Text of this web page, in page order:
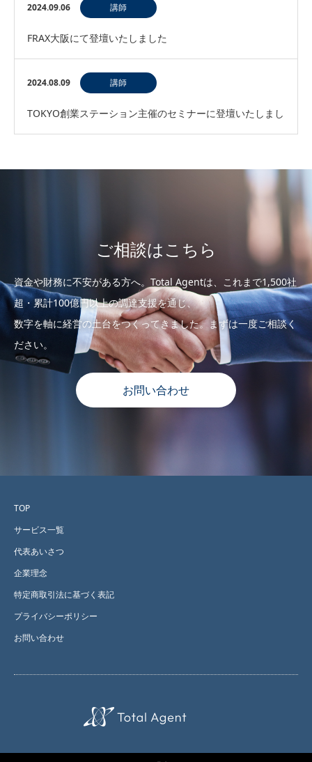
2024.09.06 講師
FRAX大阪にて登壇いたしました
2024.08.09 講師
TOKYO創業ステーション主催のセミナーに登壇いたしまし
ご相談はこちら
資金や財務に不安がある方へ。Total Agentは、これまで1,500社
超・累計100億円以上の調達支援を通じ、
数字を軸に経営の土台をつくってきました。まずは一度ご相談く
ださい。
お問い合わせ
TOP
サービス一覧
代表あいさつ
企業理念
特定商取引法に基づく表記
プライバシーポリシー
お問い合わせ